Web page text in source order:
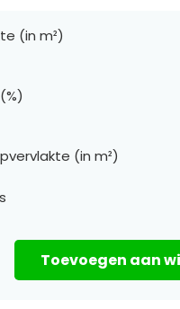
(in m²)
(in m²)
Toevoegen aan